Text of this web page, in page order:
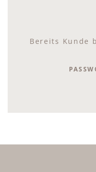
Bereits Kunde